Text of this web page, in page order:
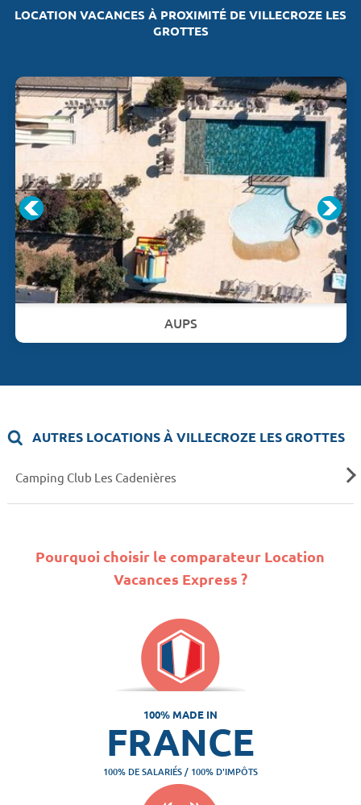
LOCATION VACANCES À PROXIMITÉ DE VILLECROZE LES
GROTTES
AUPS
AUTRES LOCATIONS À VILLECROZE LES GROTTES
Camping Club Les Cadenières
Pourquoi choisir le comparateur Location
Vacances Express ?
100% MADE IN
FRANCE
100% DE SALARIÉS / 100% D'IMPÔTS